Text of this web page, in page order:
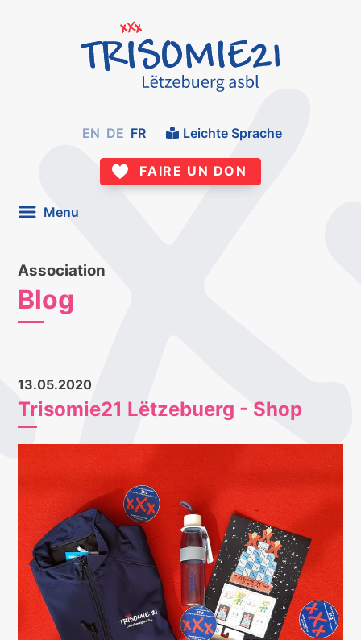
EN DE FR Leichte Sprache
FAIRE UN DON
Menu
Association
Blog
13.05.2020
Trisomie21 Lëtzebuerg - Shop